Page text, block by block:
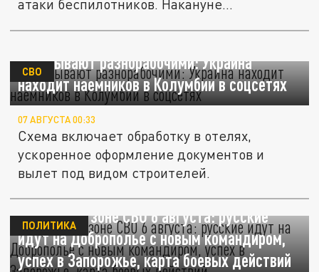
атаки беспилотников. Накануне...
Записывают разнорабочими: Украина
находит наемников в Колумбии в соцсетях
СВО
07 АВГУСТА 00:33
Схема включает обработку в отелях,
ускоренное оформление документов и
вылет под видом строителей.
Ситуация в зоне СВО 6 августа: русские
идут на Доброполье с новым командиром,
успех в Запорожье, карта боевых действий
ПОЛИТИКА